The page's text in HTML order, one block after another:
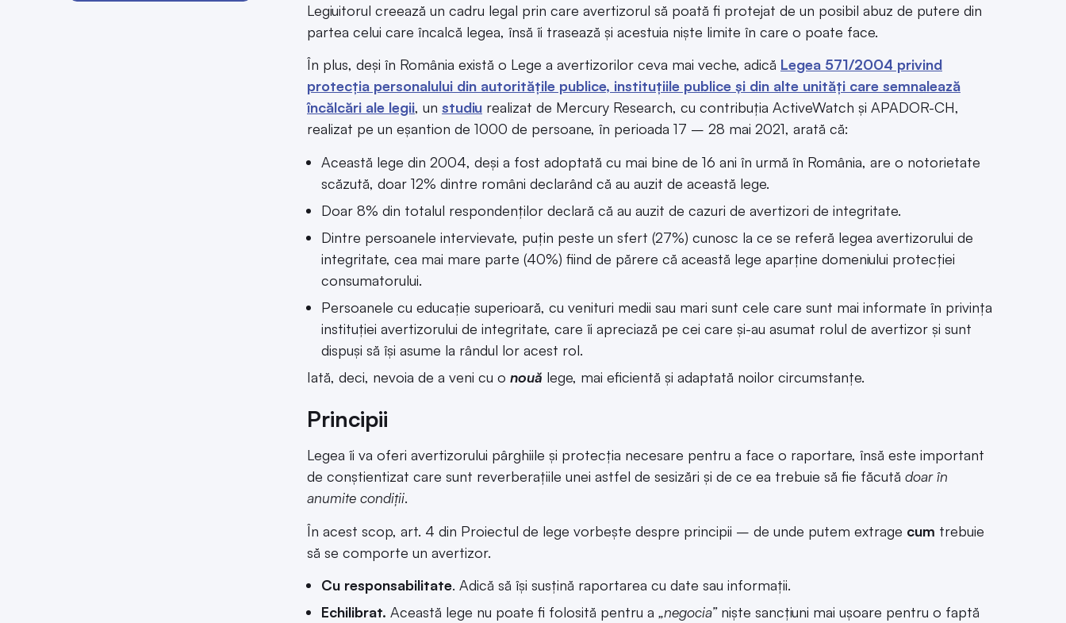
Legiuitorul creează un cadru legal prin care avertizorul să poată fi protejat de un posibil abuz de putere din
partea celui care încalcă legea, însă îi trasează și acestuia niște limite în care o poate face.
În plus, deși în România există o Lege a avertizorilor ceva mai veche, adică Legea 571/2004 privind
protecția personalului din autoritățile publice, instituțiile publice și din alte unități care semnalează
încălcări ale legii, un studiu realizat de Mercury Research, cu contribuția ActiveWatch și APADOR-CH,
realizat pe un eșantion de 1000 de persoane, în perioada 17 – 28 mai 2021, arată că:
Această lege din 2004, deși a fost adoptată cu mai bine de 16 ani în urmă în România, are o notorietate
scăzută, doar 12% dintre români declarând că au auzit de această lege.
Doar 8% din totalul respondenților declară că au auzit de cazuri de avertizori de integritate.
Dintre persoanele intervievate, puțin peste un sfert (27%) cunosc la ce se referă legea avertizorului de
integritate, cea mai mare parte (40%) fiind de părere că această lege aparține domeniului protecției
consumatorului.
Persoanele cu educație superioară, cu venituri medii sau mari sunt cele care sunt mai informate în privința
instituției avertizorului de integritate, care îi apreciază pe cei care și-au asumat rolul de avertizor și sunt
dispuși să își asume la rândul lor acest rol.
Iată, deci, nevoia de a veni cu o nouă lege, mai eficientă și adaptată noilor circumstanțe.
Principii
Legea îi va oferi avertizorului pârghiile și protecția necesare pentru a face o raportare, însă este important
de conștientizat care sunt reverberațiile unei astfel de sesizări și de ce ea trebuie să fie făcută doar în
anumite condiții.
În acest scop, art. 4 din Proiectul de lege vorbește despre principii – de unde putem extrage cum trebuie
să se comporte un avertizor.
Cu responsabilitate. Adică să își susțină raportarea cu date sau informații.
Echilibrat. Această lege nu poate fi folosită pentru a „negocia”niște sancțiuni mai ușoare pentru o faptă